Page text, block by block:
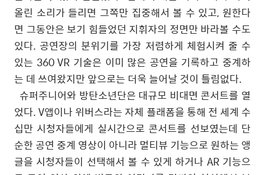
올린 소리가 들리면 그쪽만 집중해서 볼 수 있고, 원한다
면 그동안은 보기 힘들었던 지휘자의 정면만 바라볼 수도
있다. 공연장의 분위기를 가장 저렴하게 체험시켜 줄 수
있는 360 VR 기술은 이미 많은 공연을 기록하고 중계하
는 데 쓰여왔지만 앞으로는 더욱 늘어날 것이 틀림없다.
슈퍼주니어와 방탄소년단은 대규모 비대면 콘서트를 열
었다. V앱이나 위버스라는 자체 플래폼을 통해 전 세계 수
십만 시청자들에게 실시간으로 콘서트를 선보였는데 단
순한 공연 중계 영상이 아니라 멀티뷰 기능으로 원하는 앵
글을 시청자들이 선택해서 볼 수 있게 하거나 AR 기능으